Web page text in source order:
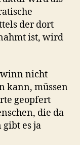
der dort
ist, wird
nicht
kann, müssen
geopfert
die da
es ja